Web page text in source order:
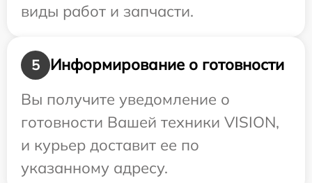
виды работ и запчасти.
5
Информирование о готовности
Вы получите уведомление о
готовности Вашей техники VISION,
и курьер доставит ее по
указанному адресу.